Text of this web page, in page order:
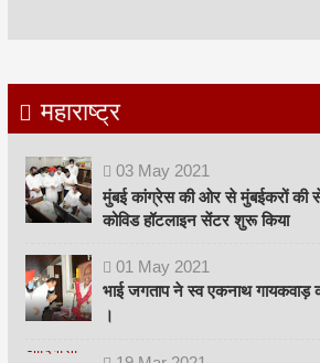
महाराष्ट्र
03 May 2021
मुंबई कांग्रेस की ओर से मुंबईकरों की
कोविड हॉटलाइन सेंटर शुरू किया
01 May 2021
भाई जगताप ने स्व एकनाथ गायकवाड़
।